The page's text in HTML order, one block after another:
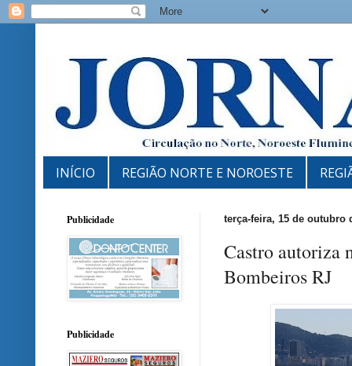
INÍCIO REGIÃO NORTE E NOROESTE
terça-feira, 15 de outubro
Castro autoriza
Bombeiros RJ
Publicidade
Publicidade